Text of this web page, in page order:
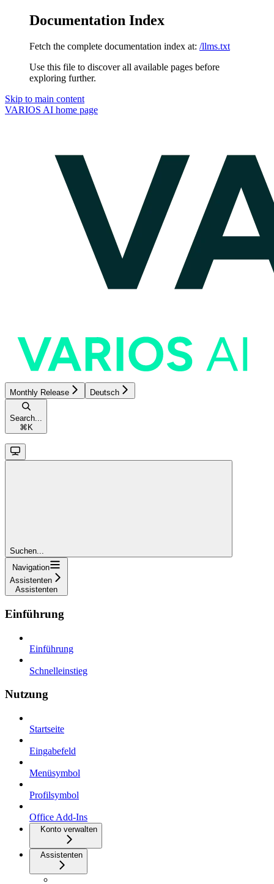
Documentation Index
Fetch the complete documentation index at: /llms.txt
Use this file to discover all available pages before
exploring further.
Skip to main content
VARIOS AI home page
Monthly Release Deutsch
Search...
⌘ K
Suchen...
Navigation
Assistenten
Assistenten
Einführung
Einführung
Schnelleinstieg
Nutzung
Startseite
Eingabefeld
Menüsymbol
Profilsymbol
Office Add-Ins
Konto verwalten
Assistenten